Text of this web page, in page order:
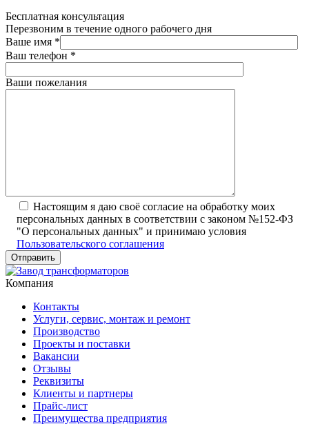
Бесплатная консультация
Перезвоним в течение одного рабочего дня
Ваше имя *
Ваш телефон *
Ваши пожелания
Настоящим я даю своё согласие на обработку моих
персональных данных в соответствии с законом №152-ФЗ
"О персональных данных" и принимаю условия
Пользовательского соглашения
Компания
Контакты
Услуги, сервис, монтаж и ремонт
Производство
Проекты и поставки
Вакансии
Отзывы
Реквизиты
Клиенты и партнеры
Прайс-лист
Преимущества предприятия